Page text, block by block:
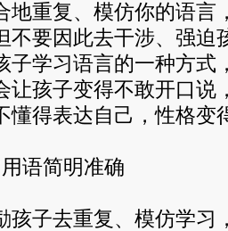
重复、模仿你的语言
不要因此去干涉、强迫
子学习语言的一种方式
让孩子变得不敢开口说
懂得表达自己，性格变
语简明准确
子去重复、模仿学习